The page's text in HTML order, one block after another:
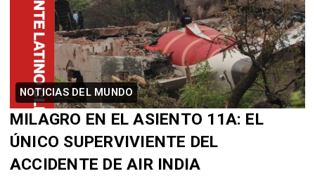
NOTICIAS DEL MUNDO
MILAGRO EN EL ASIENTO 11A: EL
ÚNICO SUPERVIVIENTE DEL
ACCIDENTE DE AIR INDIA